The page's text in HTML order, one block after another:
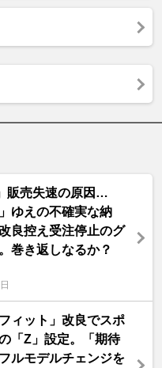
販売失速の原因…
ゆえの不確実な納
良控え受注停止のグ
巻き返しなるか？
ィット」改良でスポ
「Z」設定。「期待
ルモデルチェンジを